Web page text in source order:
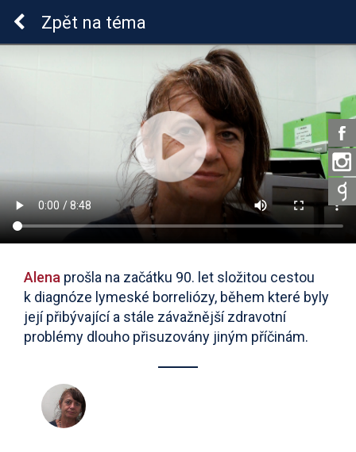
Lymeská borrelióza
Zpět na téma
Alena prošla na začátku 90. let složitou cestou
k diagnóze lymeské borreliózy, během které byly
její přibývající a stále závažnější zdravotní
problémy dlouho přisuzovány jiným příčinám.